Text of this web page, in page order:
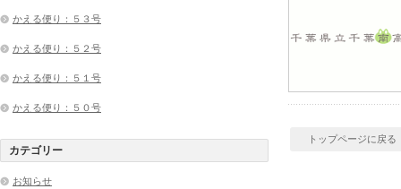
トップページに戻る
かえる便り：５３号
かえる便り：５２号
かえる便り：５１号
かえる便り：５０号
カテゴリー
お知らせ